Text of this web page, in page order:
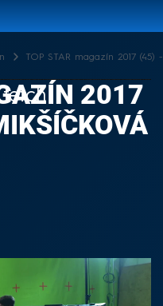
TOP STAR magazín 2017 (45)
2017